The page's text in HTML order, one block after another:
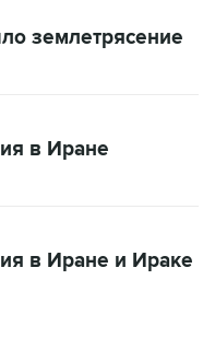
землетрясение
в Иране
в Иране и Ираке